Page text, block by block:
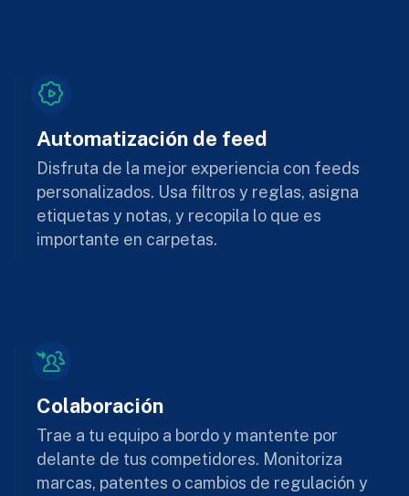
Automatización de feed
Disfruta de la mejor experiencia con feeds
personalizados. Usa filtros y reglas, asigna
etiquetas y notas, y recopila lo que es
importante en carpetas.
Colaboración
Trae a tu equipo a bordo y mantente por
delante de tus competidores. Monitoriza
marcas, patentes o cambios de regulación y